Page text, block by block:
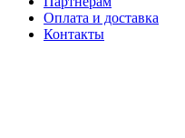
Оплата и доставка
Контакты